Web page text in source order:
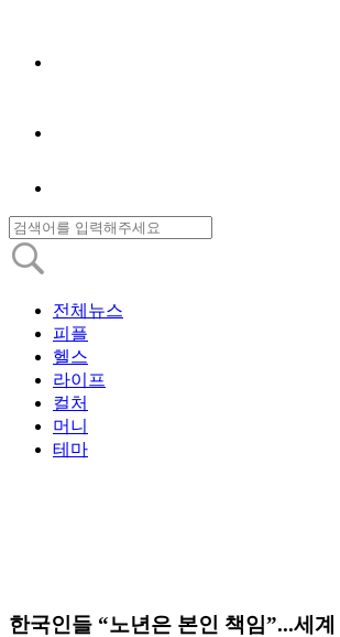
전체뉴스
피플
헬스
라이프
컬처
머니
테마
한국인들 “노년은 본인 책임”...세계